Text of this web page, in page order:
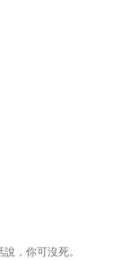
，你可沒死。